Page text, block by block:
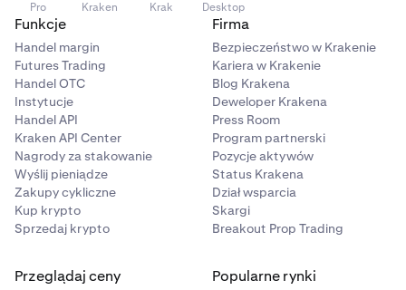
wyświetlają swoje ostateczne metryki w celach
informacyjnych.
Możesz także kliknąć „Kup nową ewaluację” w prawym
górnym rogu, aby zakupić nową ewaluację
bezpośrednio z tej strony.
3M, 6M, 1R lub Wszystkie.
Panel szczegółów:
Po prawej stronie strony Portfolio
panel Szczegóły pokazuje te same pola, co widżet
Portfolio na stronie Trade:
Saldo
Całkowity kapitał
UP&L
Dzienny limit strat
Limit obsunięcia
Wykorzystany depozyt zabezpieczający
Pro Kraken Krak Desktop
Funkcje
Handel margin
Futures Trading
Handel OTC
Instytucje
Handel API
Kraken API Center
Nagrody za stakowanie
Wyślij pieniądze
Zakupy cykliczne
Kup krypto
Sprzedaj krypto
Firma
Bezpieczeństwo w Krakenie
Kariera w Krakenie
Blog Krakena
Deweloper Krakena
Press Room
Program partnerski
Pozycje aktywów
Status Krakena
Dział wsparcia
Skargi
Breakout Prop Trading
Przeglądaj ceny Popularne rynki